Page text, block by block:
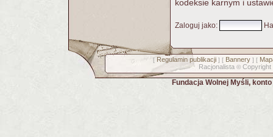
kodeksie karnym i
Zaloguj jako:
[ Regulamin publikacji] [ Bannery] [
Racjonalista © Copyright
Fundacja Wolnej Myśli,